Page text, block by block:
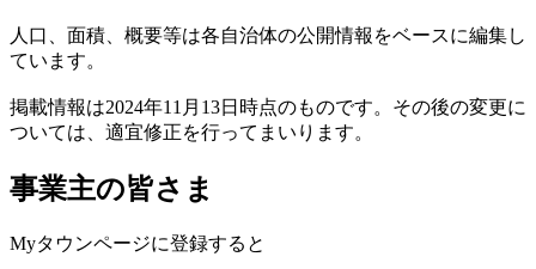
人口、面積、概要等は各自治体の公開情報をベースに編集し
ています。
掲載情報は2024年11月13日時点のものです。その後の変更に
ついては、適宜修正を行ってまいります。
事業主の皆さま
Myタウンページに登録すると